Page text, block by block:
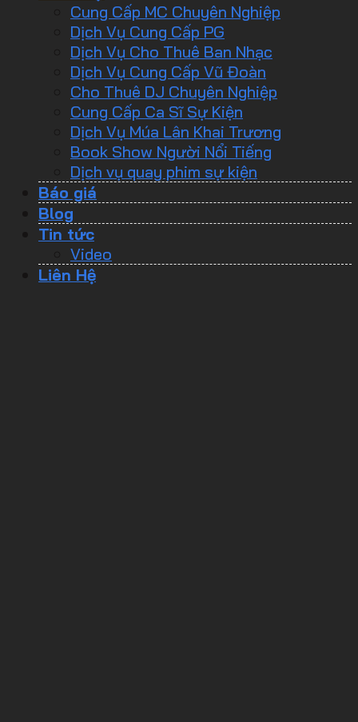
Cung Cấp MC Chuyên Nghiệp
Dịch Vụ Cung Cấp PG
Dịch Vụ Cho Thuê Ban Nhạc
Dịch Vụ Cung Cấp Vũ Đoàn
Cho Thuê DJ Chuyên Nghiệp
Cung Cấp Ca Sĩ Sự Kiện
Dịch Vụ Múa Lân Khai Trương
Book Show Người Nổi Tiếng
Dịch vụ quay phim sự kiện
Báo giá
Blog
Tin tức
Video
Liên Hệ